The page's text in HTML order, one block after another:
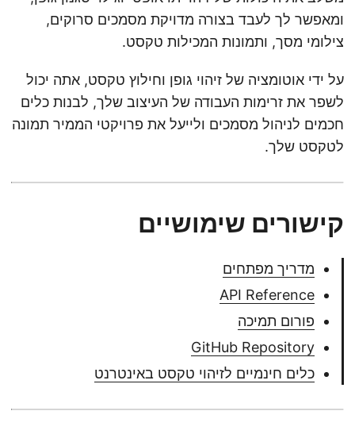
ומאפשר לך לעבד בצורה מדויקת מסמכים סרוקים,
צילומי מסך, ותמונות המכילות טקסט.
על ידי אוטומציה של זיהוי גופן וחילוץ טקסט, אתה יכול
לשפר את זרימות העבודה של העיצוב שלך, לבנות כלים
חכמים לניהול מסמכים ולייעל את פרויקטי הממיר תמונה
לטקסט שלך.
קישורים שימושיים
מדריך מפתחים
API Reference
פורום תמיכה
GitHub Repository
כלים חינמיים לזיהוי טקסט באינטרנט